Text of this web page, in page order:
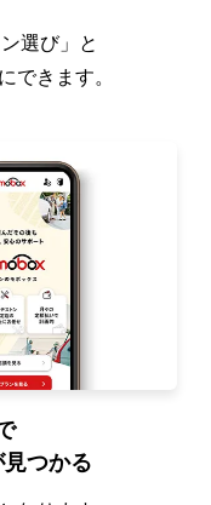
選び」と
できます。
つかる